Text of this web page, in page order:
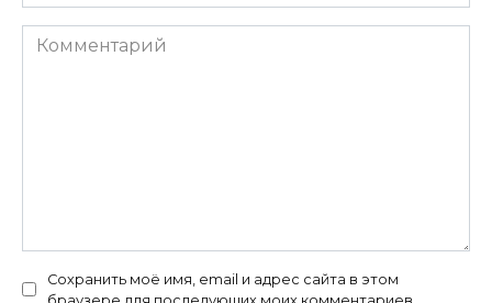
Комментарий
Сохранить моё имя, email и адрес сайта в этом